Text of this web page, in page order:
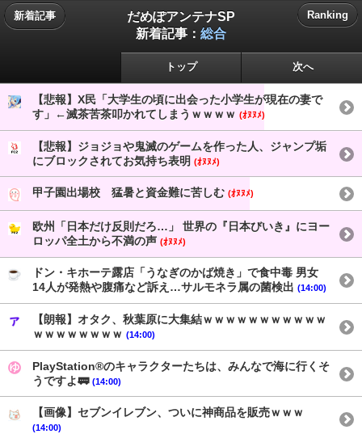
新着記事
だめぽアンテナSP
新着記事： 総合
Ranking
トップ 次へ
【悲報】X民「大学生の頃に出会った小学生が現在の妻で
す」←滅茶苦茶叩かれてしまうｗｗｗｗ (ｵﾇﾇﾒ)
【悲報】ジョジョや鬼滅のゲームを作った人、ジャンプ垢
にブロックされてお気持ち表明 (ｵﾇﾇﾒ)
甲子園出場校 猛暑と資金難に苦しむ (ｵﾇﾇﾒ)
欧州「日本だけ反則だろ…」 世界の『日本びいき』にヨー
ロッパ全土から不満の声 (ｵﾇﾇﾒ)
ドン・キホーテ露店「うなぎのかば焼き」で食中毒 男女
14人が発熱や腹痛など訴え…サルモネラ属の菌検出 (14:00)
【朗報】オタク、秋葉原に大集結ｗｗｗｗｗｗｗｗｗｗｗ
ｗｗｗｗｗｗｗｗ (14:00)
PlayStation®のキャラクターたちは、みんなで海に行くそ
うですよ🚃 (14:00)
【画像】セブンイレブン、ついに神商品を販売ｗｗｗ
(14:00)